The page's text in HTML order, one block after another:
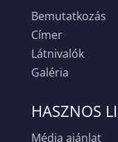
Bemutatkozás
Címer
Látnivalók
Galéria
HASZNOS
Média ajánlat